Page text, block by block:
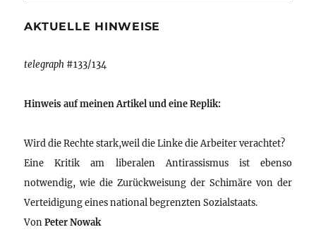
AKTUELLE HINWEISE
telegraph #133/134
Hinweis auf meinen Artikel und eine Replik:
Wird die Rechte stark,weil die Linke die Arbeiter verachtet?
Eine Kritik am liberalen Antirassismus ist ebenso
notwendig, wie die Zurückweisung der Schimäre von der
Verteidigung eines national begrenzten Sozialstaats.
VonPeter Nowak